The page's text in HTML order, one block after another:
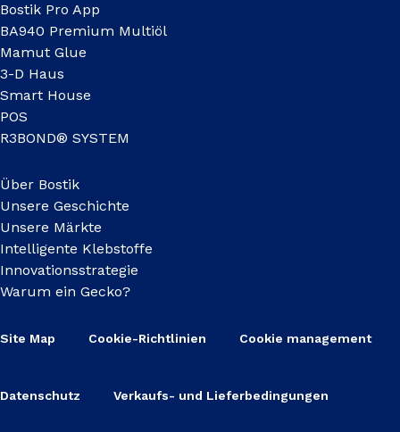
Bostik Pro App
BA940 Premium Multiöl
Mamut Glue
3-D Haus
Smart House
POS
R3BOND® SYSTEM
Über Bostik
Unsere Geschichte
Unsere Märkte
Intelligente Klebstoffe
Innovationsstrategie
Warum ein Gecko?
Site Map Cookie-Richtlinien Cookie management
Datenschutz Verkaufs- und Lieferbedingungen